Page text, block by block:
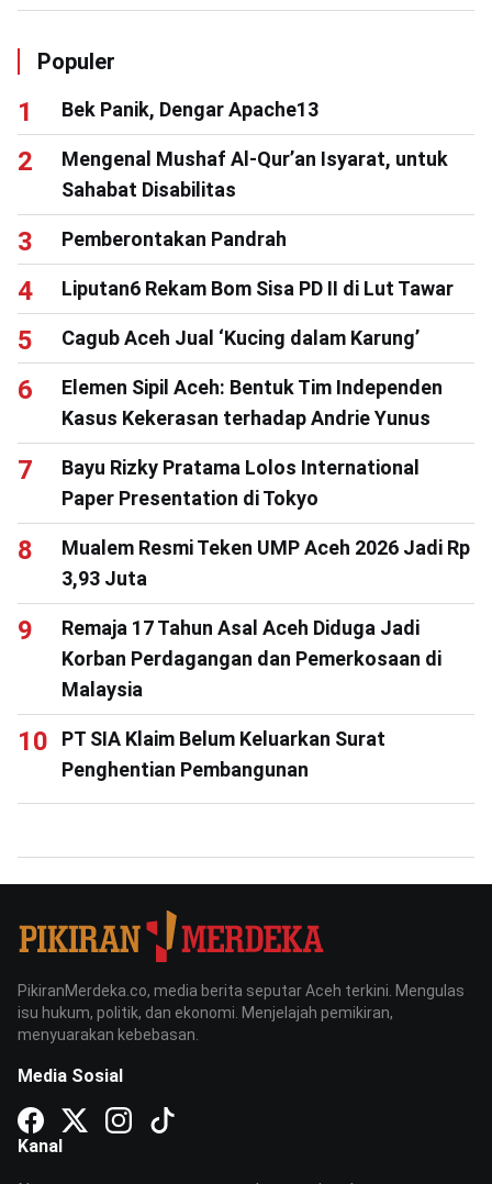
Populer
Bek Panik, Dengar Apache13
Mengenal Mushaf Al-Qur’an Isyarat, untuk
Sahabat Disabilitas
Pemberontakan Pandrah
Liputan6 Rekam Bom Sisa PD II di Lut Tawar
Cagub Aceh Jual ‘Kucing dalam Karung’
Elemen Sipil Aceh: Bentuk Tim Independen
Kasus Kekerasan terhadap Andrie Yunus
Bayu Rizky Pratama Lolos International
Paper Presentation di Tokyo
Mualem Resmi Teken UMP Aceh 2026 Jadi Rp
3,93 Juta
Remaja 17 Tahun Asal Aceh Diduga Jadi
Korban Perdagangan dan Pemerkosaan di
Malaysia
PT SIA Klaim Belum Keluarkan Surat
Penghentian Pembangunan
PikiranMerdeka.co, media berita seputar Aceh terkini. Mengulas
isu hukum, politik, dan ekonomi. Menjelajah pemikiran,
menyuarakan kebebasan.
Media Sosial
Kanal